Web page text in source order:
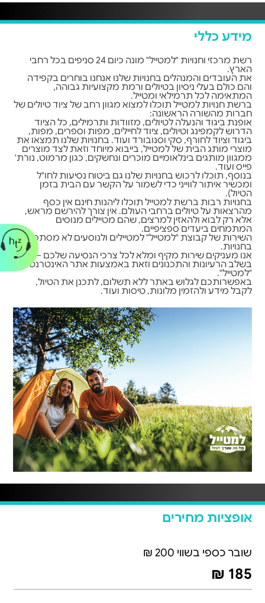
מידע כללי
רשת מרכזי וחנויות "למטייל" מונה כיום 24 סניפים בכל רחבי
הארץ.
את העובדים והמנהלים בחנויות שלנו אנחנו בוחרים בקפידה
והם כולם בעלי ניסיון בטיולים ורמת מקצועיות גבוהה,
המתאימה לכל תרמילאי ומטייל.
ברשת חנויות למטייל תוכלו למצוא מגוון רחב של ציוד טיולים של
חברות מהשורה הראשונה:
אופנת ביגוד והנעלה לטיולים, מזוודות ותרמילים, כל הציוד
הדרוש לקמפינג וטיולים, ציוד לחיילים, מפות וספרים, מפות,
ביגוד וציוד לחורף, סקי וסנובורד ועוד. בחנויות שלנו תמצאו את
מוצרי מותג הבית של למטייל, בייבוא מיוחד וזאת לצד מוצרים
ממגוון מותגים בינלאומיים מוכרים ונחשקים, כגון מרמוט, נורת'
פייס ועוד.
בנוסף, תוכלו לרכוש בחנויות שלנו גם ביטוח נסיעות לחו"ל
ומכשיר איתור לווייני כדי לשמור על הקשר עם הבית בזמן
הטיול).
בחנויות רבות ברשת למטייל תוכלו ליהנות חינם אין כסף
מהרצאות על טיולים ברחבי העולם. אין צורך להירשם מראש,
אלא רק לבוא ולהאזין למרצים, שהם מטיילים מנוסים
המתמחים ביעדים ספציפיים.
השירות של קבוצת "למטייל" למטיילים ולנוסעים לא מסתכם
בחנויות.
אנו מעניקים שירות מקיף ומלא לכל צרכי הנסיעה שלכם – כבר
בשלב הרעיונות והתכנונים וזאת באמצעות אתר האינטרנט של
"למטייל".
באפשרותכם לגלוש באתר ללא תשלום, לתכנן את הטיול,
לקבל מידע ולהזמין מלונות, טיסות ועוד.
אופציות מחירים
שובר כספי בשווי 200 ₪
185 ₪